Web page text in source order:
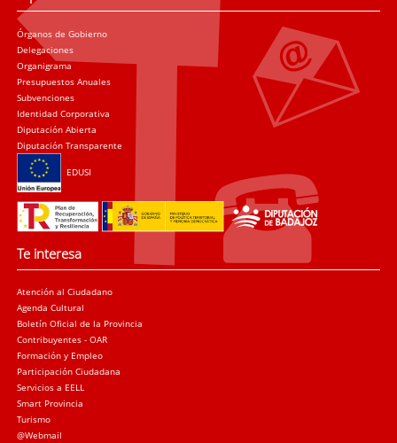
Órganos de Gobierno
Delegaciones
Organigrama
Presupuestos Anuales
Subvenciones
Identidad Corporativa
Diputación Abierta
Diputación Transparente
EDUSI
Te interesa
Atención al Ciudadano
Agenda Cultural
Boletín Oficial de la Provincia
Contribuyentes - OAR
Formación y Empleo
Participación Ciudadana
Servicios a EELL
Smart Provincia
Turismo
@Webmail